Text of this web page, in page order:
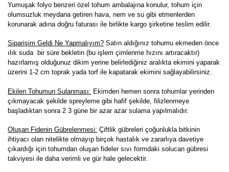
Yumuşak folyo benzeri özel tohum ambalajına konulur, tohum için
olumsuzluk meydana getiren hava, nem ve su gibi etmenlerden
korunarak adına doğru faturası ile birlikte kargo şirketine teslim edilir.
Siparişim Geldi Ne Yapmalıyım? Satın aldığınız tohumu ekmeden önce
ılık suda bir süre bekletin (bu işlem çimlenme hızını artıracaktır)
hazırlamış olduğunuz dikim yerine belirlediğiniz aralıkta ekimini yaparak
üzerini 1-2 cm toprak yada torf ile kapatarak ekimini sağlayabilirsiniz.
Ekilen Tohumun Sulanması: Ekimden hemen sonra tohumlar yerinden
çıkmayacak şekilde spreyleme gibi hafif şekilde, filizlenmeye
başladıktan sonra 2 3 güne bir azar azar sulama yapılmalıdır.
Oluşan Fidenin Gübrelenmesi: Çiftlik gübreleri çoğunlukla bitkinin
ihtiyacı olan nitelikte olmayıp birçok hastalık ve zararlıya davetiye
çıkardığı için tohumdan oluşan fideler sıvı formdaki solucan gübresi
takviyesi ile daha verimli ve gür hale gelecektir.